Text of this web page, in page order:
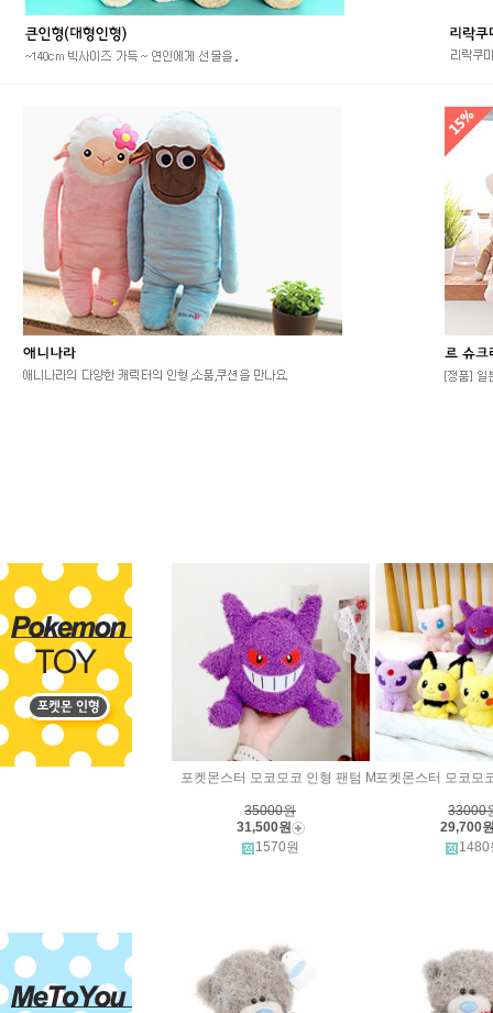
포켓몬스터 모코모코 인형 팬텀 M
35000원
31,500원
1570원
포켓몬스터 모코모
33000
29,700
1480